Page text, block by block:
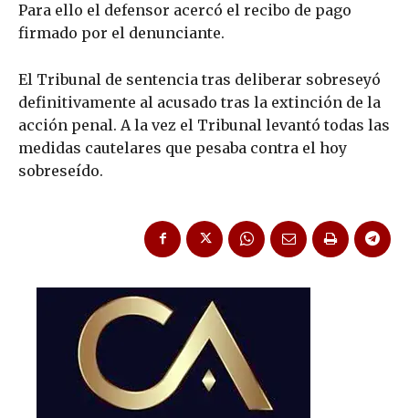
Para ello el defensor acercó el recibo de pago
firmado por el denunciante.
El Tribunal de sentencia tras deliberar sobreseyó
definitivamente al acusado tras la extinción de la
acción penal. A la vez el Tribunal levantó todas las
medidas cautelares que pesaba contra el hoy
sobreseído.